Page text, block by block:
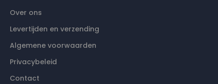
Over ons
Levertijden en verzending
Algemene voorwaarden
Privacybeleid
Contact